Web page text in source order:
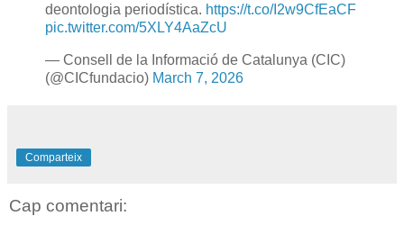
deontologia periodística. https://t.co/I2w9CfEaCF
pic.twitter.com/5XLY4AaZcU
— Consell de la Informació de Catalunya (CIC)
(@CICfundacio) March 7, 2026
Comparteix
Cap comentari: